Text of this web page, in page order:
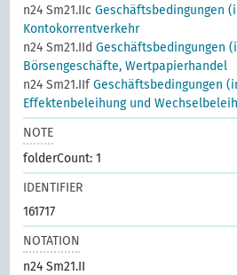
n24 Sm21.IIcGeschäftsbedingungen
Kontokorrentverkehr
n24 Sm21.IIdGeschäftsbedingungen
Börsengeschäfte, Wertpapierhandel
n24 Sm21.IIfGeschäftsbedingungen
Effektenbeleihung und
NOTE
folderCount: 1
IDENTIFIER
161717
NOTATION
n24 Sm21.II